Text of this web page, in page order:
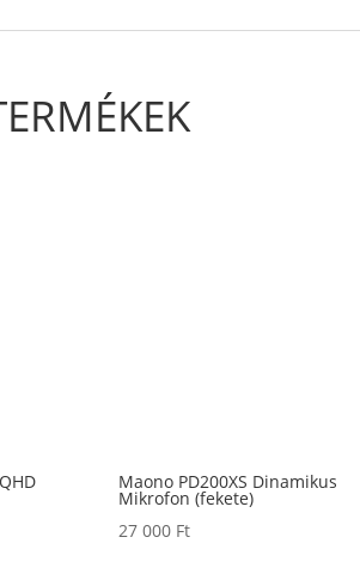
Maono PD200XS Dinamikus
Mikrofon (fekete)
27 000 Ft